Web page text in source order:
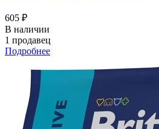
605 ₽
В наличии
1 продавец
Подробнее